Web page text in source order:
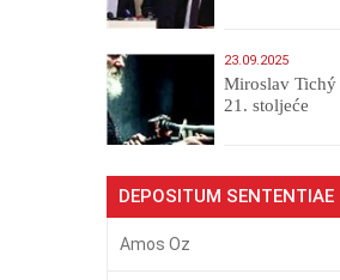
23.09.2025
Miroslav Tichý
21. stoljeće
DEPOSITUM SENTENTIAE
Amos Oz